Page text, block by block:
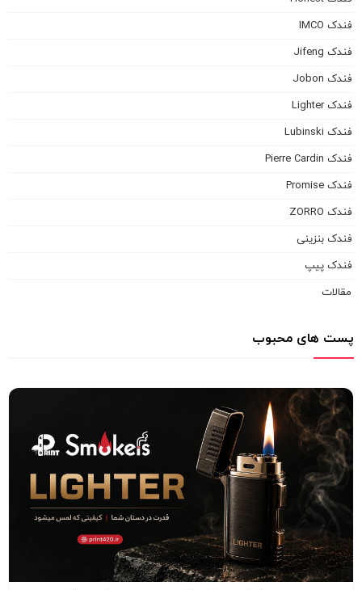
فندک IMCO
فندک Jifeng
فندک Jobon
فندک Lighter
فندک Lubinski
فندک Pierre Cardin
فندک Promise
فندک ZORRO
فندک بنزینی
فندک پیپ
مقالات
پست های محبوب